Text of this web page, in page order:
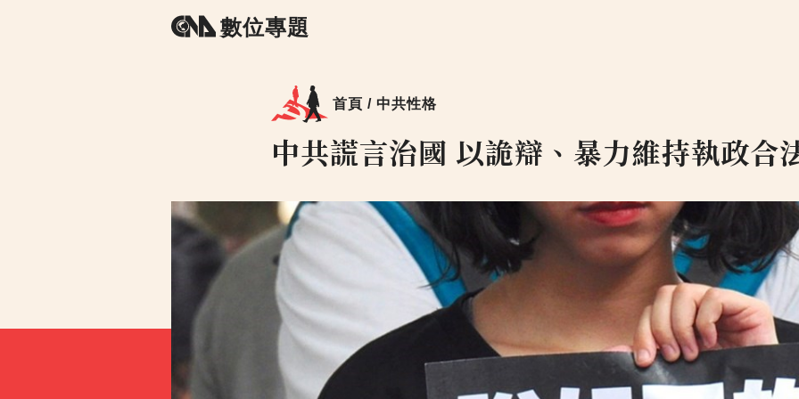
數位專題
首頁 / 中共性格
中共謊言治國 以詭辯、暴力維持執政合